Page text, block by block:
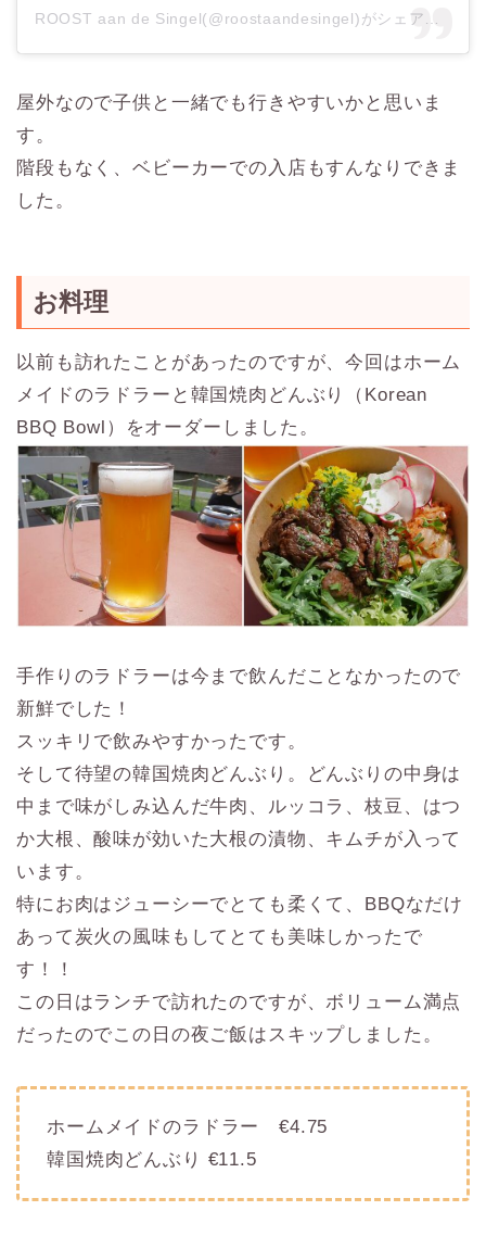
屋外なので子供と一緒でも行きやすいかと思いま
す。
階段もなく、ベビーカーでの入店もすんなりできま
した。
お料理
以前も訪れたことがあったのですが、今回はホーム
メイドのラドラーと韓国焼肉どんぶり（Korean
BBQ Bowl）をオーダーしました。
手作りのラドラーは今まで飲んだことなかったので
新鮮でした！
スッキリで飲みやすかったです。
そして待望の韓国焼肉どんぶり。どんぶりの中身は
中まで味がしみ込んだ牛肉、ルッコラ、枝豆、はつ
か大根、酸味が効いた大根の漬物、キムチが入って
います。
特にお肉はジューシーでとても柔くて、BBQなだけ
あって炭火の風味もしてとても美味しかったで
す！！
この日はランチで訪れたのですが、ボリューム満点
だったのでこの日の夜ご飯はスキップしました。
ホームメイドのラドラー €4.75
韓国焼肉どんぶり €11.5